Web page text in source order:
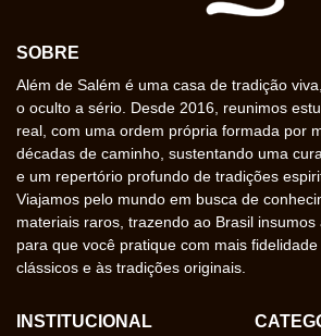
SOBRE
Além de Salém é uma casa de tradição
o oculto a sério. Desde 2016, reunimos
real, com uma ordem própria formada por
décadas de caminho, sustentando uma
e um repertório profundo de tradições
Viajamos pelo mundo em busca de
materiais raros, trazendo ao Brasil
para que você pratique com mais
clássicos e às tradições originais.
INSTITUCIONAL